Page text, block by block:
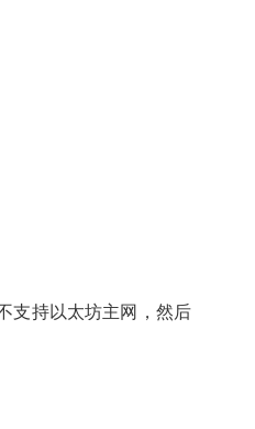
支持以太坊主网，然后